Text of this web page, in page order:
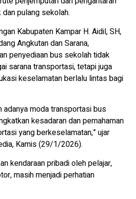
pulang sekolah.
Kabupaten Kampar H. Aidil, SH,
Angkutan dan Sarana,
penyediaan bus sekolah tidak
sarana transportasi, tetapi juga
keselamatan berlalu lintas bagi
adanya moda transportasi bus
kesadaran dan pemahaman
yang berkeselamatan,” ujar
Kamis (29/1/2026).
kendaraan pribadi oleh pelajar,
masih menjadi perhatian